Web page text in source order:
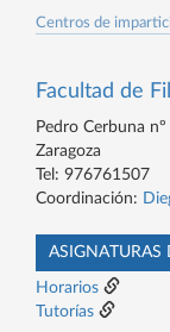
Centros de
Facultad de
Pedro Cerbuna
Zaragoza
Tel: 976761507
Coordinación:
ASIGNATURAS
Horarios
Tutorías